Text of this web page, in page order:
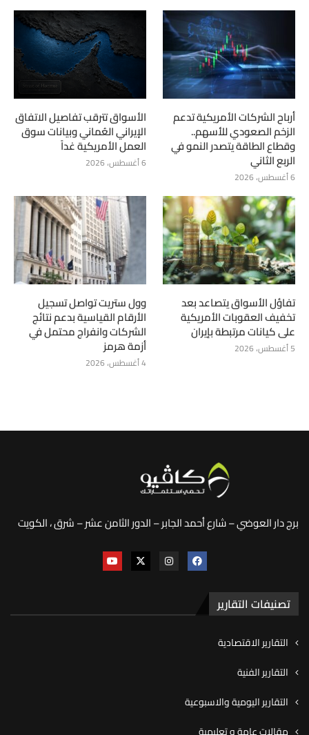
أرباح الشركات الأمريكية تدعم
الزخم الصعودي للأسهم..
وقطاع الطاقة يتصدر النمو في
الربع الثاني
6 أغسطس، 2026
الأسواق تترقب تفاصيل الاتفاق
الإيراني العُماني وبيانات سوق
العمل الأمريكية غداً
6 أغسطس، 2026
تفاؤل الأسواق يتصاعد بعد
تخفيف العقوبات الأمريكية
على كيانات مرتبطة بإيران
5 أغسطس، 2026
وول ستريت تواصل تسجيل
الأرقام القياسية بدعم نتائج
الشركات وانفراج محتمل في
أزمة هرمز
4 أغسطس، 2026
برج دار العوضي – شارع أحمد الجابر – الدور الثامن عشر – شرق ، الكويت
تصنيفات التقارير
التقارير الاقتصادية
التقارير الفنية
التقارير اليومية والاسبوعية
مقالات عامة و تعليمية